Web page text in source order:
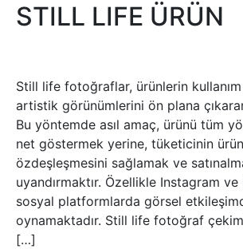
STILL LIFE ÜRÜN
Still life fotoğraflar, ürünlerin kullanım
artistik görünümlerini ön plana
Bu yöntemde asıl amaç, ürünü tüm
net göstermek yerine, tüketicinin
özdeşleşmesini sağlamak ve
uyandırmaktır. Özellikle Instagram
sosyal platformlarda görsel
oynamaktadır. Still life fotoğraf
[…]